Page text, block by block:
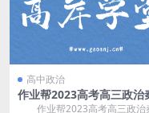
高中政治
作业帮2023高考高三政治
暑假A+班 百度网盘分享
作业帮2023高考高三政治